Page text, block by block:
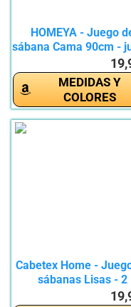
HOMEYA - Juego
sábana Cama 90cm -
MEDIDAS Y
COLORES
Cabetex Home -
sábanas Lisas - 2